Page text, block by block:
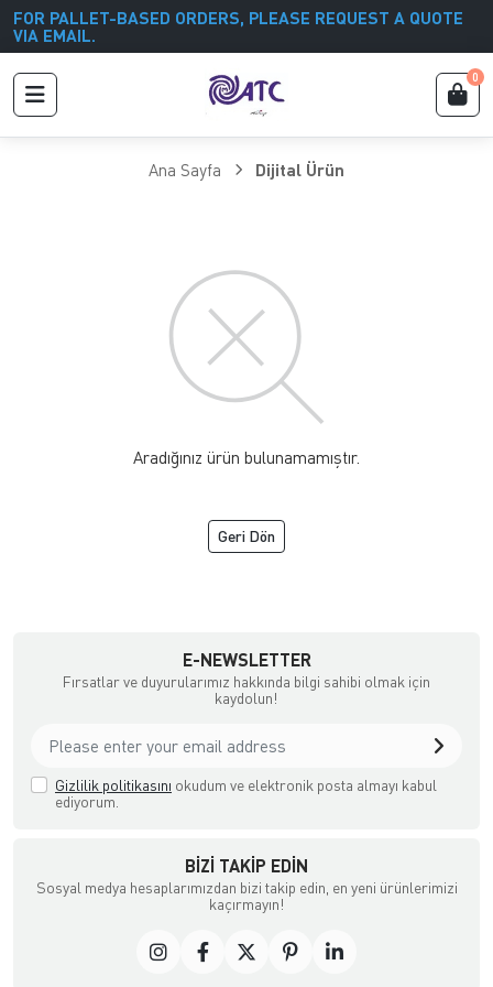
FOR PALLET-BASED ORDERS, PLEASE REQUEST A QUOTE
VIA EMAIL.
0
Ana Sayfa Dijital Ürün
Aradığınız ürün bulunamamıştır.
Geri Dön
E-NEWSLETTER
Fırsatlar ve duyurularımız hakkında bilgi sahibi olmak için
kaydolun!
Gizlilik politikasını okudum ve elektronik posta almayı kabul
ediyorum.
BIZI TAKIP EDIN
Sosyal medya hesaplarımızdan bizi takip edin, en yeni ürünlerimizi
kaçırmayın!